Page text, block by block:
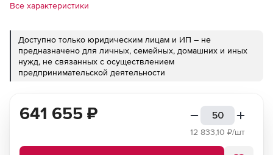
Все характеристики
Доступно только юридическим лицам и ИП – не
предназначено для личных, семейных, домашних и иных
нужд, не связанных с осуществлением
предпринимательской деятельности
641 655 ₽
12 833,10 ₽/шт